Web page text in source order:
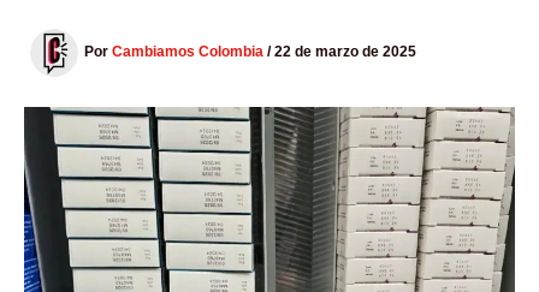
Por Cambiamos Colombia /22 de marzo de 2025